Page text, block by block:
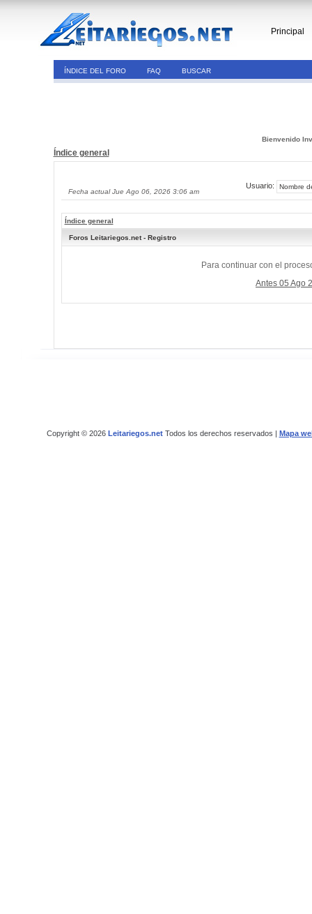
Principal
ÍNDICE DEL FORO FAQ BUSCAR
Bienvenido
Índice general
Fecha actual Jue Ago 06, 2026 3:06 am
Usuario:
Índice general
Foros Leitariegos.net - Registro
Para continuar con el
Antes 05 Ago
Copyright © 2026 Leitariegos.netTodos los derechos reservados | Mapa